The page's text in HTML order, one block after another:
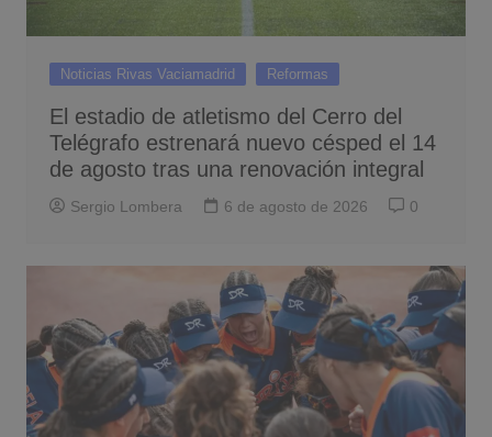
Noticias Rivas Vaciamadrid Reformas
El estadio de atletismo del Cerro del
Telégrafo estrenará nuevo césped el 14
de agosto tras una renovación integral
Sergio Lombera 6 de agosto de 2026 0